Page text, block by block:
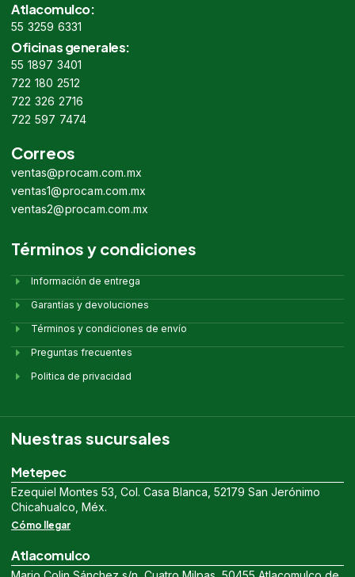
Atlacomulco:
55 3259 6331
Oficinas generales:
55 1897 3401
722 180 2512
722 326 2716
722 597 7474
Correos
ventas@procam.com.mx
ventas1@procam.com.mx
ventas2@procam.com.mx
Términos y condiciones
Información de entrega
Garantías y devoluciones
Términos y condiciones de envío
Preguntas frecuentes
Politica de privacidad
Nuestras sucursales
Metepec
Ezequiel Montes 53, Col. Casa Blanca, 52179 San Jerónimo
Chicahualco, Méx.
Cómo llegar
Atlacomulco